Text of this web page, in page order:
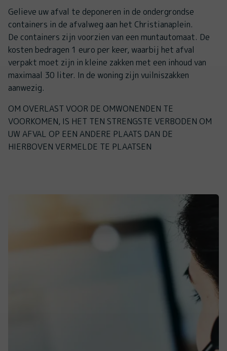
Gelieve uw afval te deponeren in de ondergrondse
containers in de afvalweg aan het Christianaplein.
De containers zijn voorzien van een muntautomaat. De
kosten bedragen 1 euro per keer, waarbij het afval
verpakt moet zijn in kleine zakken met een inhoud van
maximaal 30 liter. In de woning zijn vuilniszakken
aanwezig.
OM OVERLAST VOOR DE OMWONENDEN TE
VOORKOMEN, IS HET TEN STRENGSTE VERBODEN OM
UW AFVAL OP EEN ANDERE PLAATS DAN DE
HIERBOVEN VERMELDE TE PLAATSEN